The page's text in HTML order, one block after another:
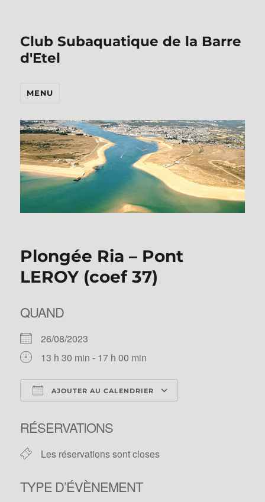
Club Subaquatique de la Barre
d'Etel
MENU
Plongée Ria – Pont
LEROY (coef 37)
QUAND
26/08/2023
13 h 30 min - 17 h 00 min
AJOUTER AU CALENDRIER
RÉSERVATIONS
Les réservations sont closes
TYPE D’ÉVÈNEMENT